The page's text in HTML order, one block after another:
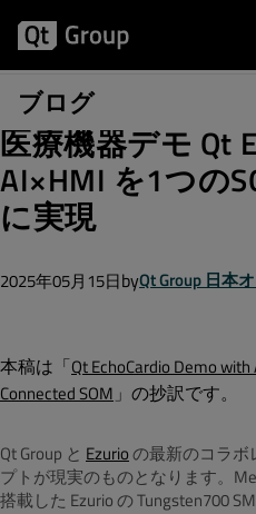
ブログ
医療機器デモ Qt
AI×HMI を1つの
に実現
2025年05月15日byQt Group 日本
本稿は「Qt EchoCardio Demo with
Connected SOM 」の抄訳です。
Qt Group と Ezurioの最新のコラボ
プトが現実のものとなります。
搭載した Ezurio の Tungsten700